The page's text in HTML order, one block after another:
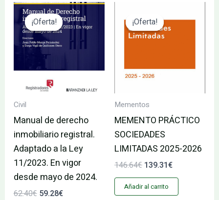
¡Oferta!
¡Oferta!
Civil
Manual de derecho
inmobiliario registral.
Adaptado a la Ley
11/2023. En vigor
desde mayo de 2024.
62.40€
El
precio
original
era:
62.40€.
59.28€
El
precio
actual
es:
59.28€.
¡Oferta!
¡Oferta!
Mementos
MEMENTO PRÁCTICO
SOCIEDADES
LIMITADAS 2025-2026
146.64€
precio
original
era:
139.31€
precio
actual
Añadir al carrito